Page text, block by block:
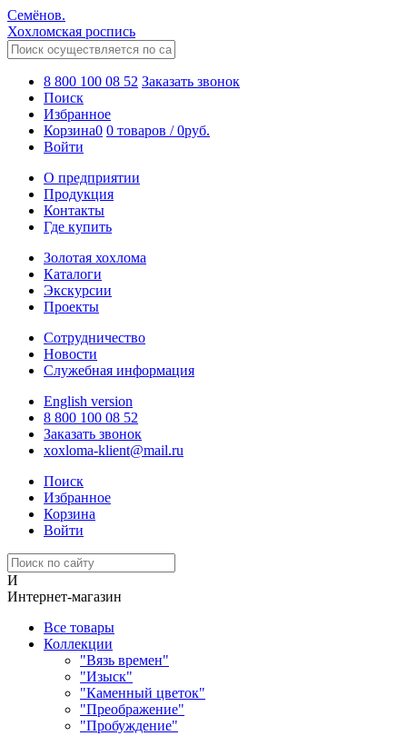
Семёнов.
Хохломская роспись
8 800 100 08 52 Заказать звонок
Поиск
Избранное
Корзина0 0 товаров /0руб.
Войти
О предприятии
Продукция
Контакты
Где купить
Золотая хохлома
Каталоги
Экскурсии
Проекты
Сотрудничество
Новости
Служебная информация
English version
8 800 100 08 52
Заказать звонок
xoxloma-klient@mail.ru
Поиск
Избранное
Корзина
Войти
И
Интернет-магазин
Все товары
Коллекции
"Вязь времен"
"Изыск"
"Каменный цветок"
"Преображение"
"Пробуждение"